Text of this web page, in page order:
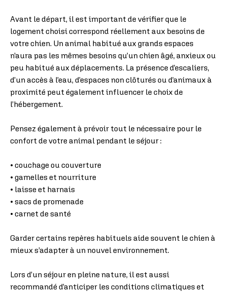
Avant le départ, il est important de vérifier que le
logement choisi correspond réellement aux besoins de
votre chien. Un animal habitué aux grands espaces
n’aura pas les mêmes besoins qu’un chien âgé, anxieux ou
peu habitué aux déplacements. La présence d’escaliers,
d’un accès à l’eau, d’espaces non clôturés ou d’animaux à
proximité peut également influencer le choix de
l’hébergement.
Pensez également à prévoir tout le nécessaire pour le
confort de votre animal pendant le séjour :
• couchage ou couverture
• gamelles et nourriture
• laisse et harnais
• sacs de promenade
• carnet de santé
Garder certains repères habituels aide souvent le chien à
mieux s’adapter à un nouvel environnement.
Lors d’un séjour en pleine nature, il est aussi
recommandé d’anticiper les conditions climatiques et